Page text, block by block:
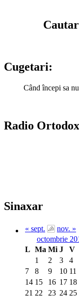
Cugetari:
Când începi sa
Radio Ortodox
Sinaxar
« sept.
nov. »
octombrie
L Ma Mi J V
1
2 3 4
7
8 9 10 11
14 15 16 17 18
21 22 23 24 25